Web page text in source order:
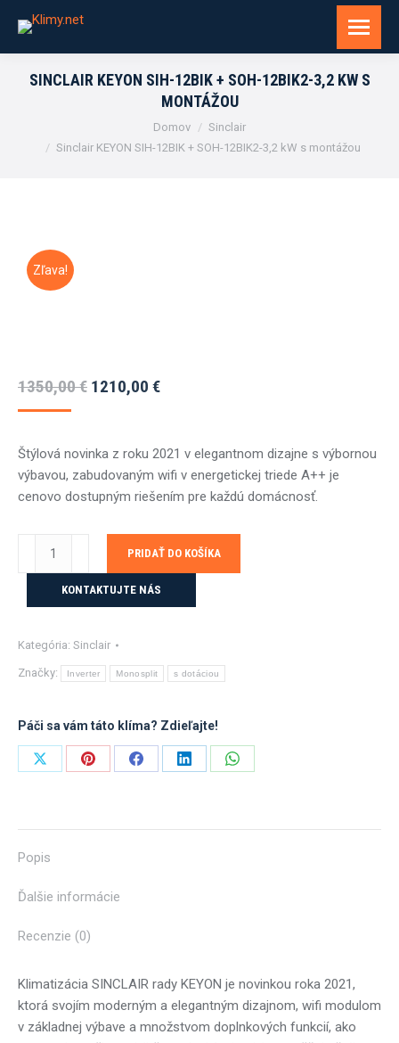
SINCLAIR KEYON SIH-12BIK + SOH-12BIK2-3,2 KW S
MONTÁŽOU
Domov
Sinclair
Sinclair KEYON SIH-12BIK + SOH-12BIK2-3,2 kW s montážou
Zľava!
1350,00€ Pôvodná
1350,00 €.
1210,00 €Aktuálna
1210,00 €.
Štýlová novinka z roku 2021 v elegantnom dizajne s výbornou
výbavou, zabudovaným wifi v energetickej triede A++ je
cenovo dostupným riešením pre každú domácnosť.
SIH-
+
SOH-
PRIDAŤ DO KOŠÍKA
KONTAKTUJTE NÁS
Kategória: Sinclair
Značky: Inverter Monosplit s dotáciou
Páči sa vám táto klíma? Zdieľajte!
Share
Share
Share
Share
Share
Popis
Ďalšie informácie
Recenzie (0)
Klimatizácia SINCLAIR rady KEYON je novinkou roka 2021,
ktorá svojím moderným a elegantným dizajnom, wifi modulom
v základnej výbave a množstvom doplnkových funkcií, ako